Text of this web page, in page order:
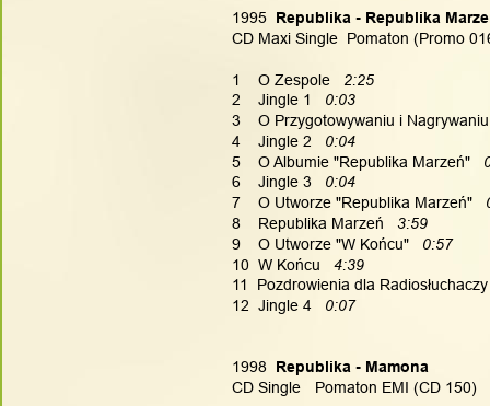
1995
Republika - Republika
CD Maxi Single  Pomaton (Promo
1    O Zespole 2:25
2    Jingle 1
  0:03
3    O Przygotowywaniu i
4    Jingle 2
0:04
5    O Albumie "Republika Marzeń"
6    Jingle 3 0:04
7    O Utworze "Republika Marzeń"
8    Republika Marzeń 3:59
9    O Utworze "W Końcu" 0:57
10  W Końcu
  4:39
11  Pozdrowienia dla
12  Jingle 4 0:07
1998
  Republika - Mamona
CD Single
Pomaton EMI (CD 150)